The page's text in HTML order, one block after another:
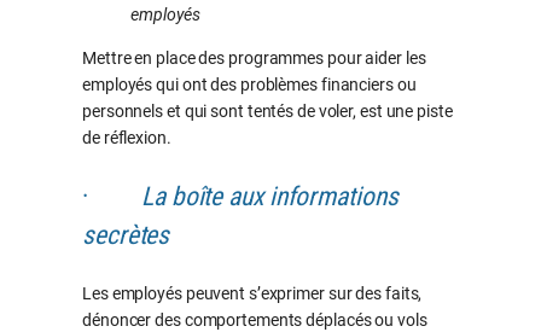
employés
Mettre en place des programmes pour aider les
employés qui ont des problèmes financiers ou
personnels et qui sont tentés de voler, est une piste
de réflexion.
· La boîte aux informations
secrètes
Les employés peuvent s’exprimer sur des faits,
dénoncer des comportements déplacés ou vols